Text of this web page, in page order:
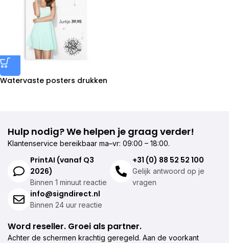
Watervaste posters drukken
Hulp nodig? We helpen je graag verder!
Klantenservice bereikbaar ma–vr: 09:00 – 18:00.
PrintAI (vanaf Q3
2026)
Binnen 1 minuut reactie
+31 (0) 88 52 52 100
Gelijk antwoord op je
vragen
info@signdirect.nl
Binnen 24 uur reactie
Word reseller. Groei als partner.
Achter de schermen krachtig geregeld. Aan de voorkant